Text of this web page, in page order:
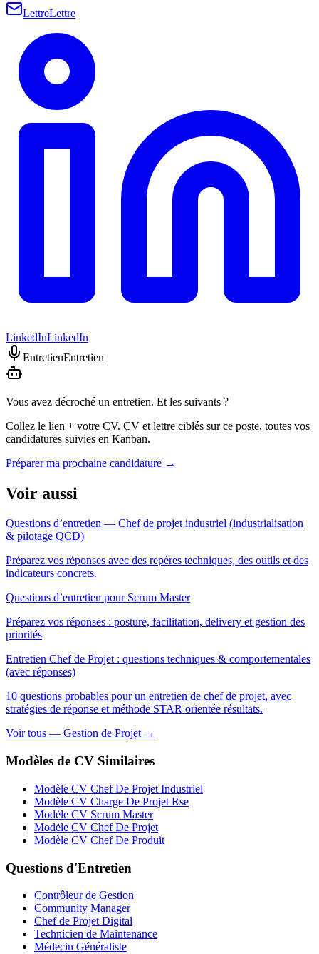
LettreLettre
LinkedInLinkedIn
EntretienEntretien
Vous avez décroché un entretien. Et les suivants ?
Collez le lien + votre CV. CV et lettre ciblés sur ce poste, toutes vos
candidatures suivies en Kanban.
Préparer ma prochaine candidature →
Voir aussi
Questions d’entretien — Chef de projet industriel (industrialisation
& pilotage QCD)
Préparez vos réponses avec des repères techniques, des outils et des
indicateurs concrets.
Questions d’entretien pour Scrum Master
Préparez vos réponses : posture, facilitation, delivery et gestion des
priorités
Entretien Chef de Projet : questions techniques & comportementales
(avec réponses)
10 questions probables pour un entretien de chef de projet, avec
stratégies de réponse et méthode STAR orientée résultats.
Voir tous — Gestion de Projet →
Modèles de CV Similaires
Modèle CV Chef De Projet Industriel
Modèle CV Charge De Projet Rse
Modèle CV Scrum Master
Modèle CV Chef De Projet
Modèle CV Chef De Produit
Questions d'Entretien
Contrôleur de Gestion
Community Manager
Chef de Projet Digital
Technicien de Maintenance
Médecin Généraliste